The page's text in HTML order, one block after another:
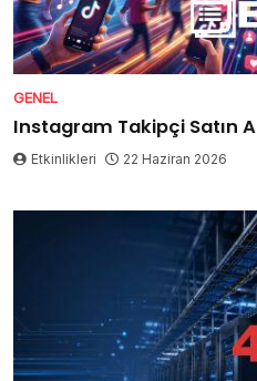
GENEL
Instagram Takipçi Satın
Etkinlikleri 22 Haziran 2026